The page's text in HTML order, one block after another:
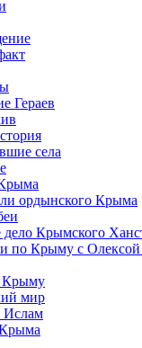
Гераев
села
ордынского Крыма
Крымского
по Крыму с
Крыму
мир
Ислам